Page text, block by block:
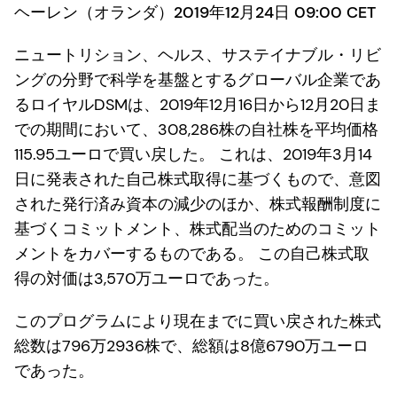
ヘーレン（オランダ）2019年12月24日 09:00 CET
ニュートリション、ヘルス、サステイナブル・リビ
ングの分野で科学を基盤とするグローバル企業であ
るロイヤルDSMは、2019年12月16日から12月20日ま
での期間において、308,286株の自社株を平均価格
115.95ユーロで買い戻した。 これは、2019年3月14
日に発表された自己株式取得に基づくもので、意図
された発行済み資本の減少のほか、株式報酬制度に
基づくコミットメント、株式配当のためのコミット
メントをカバーするものである。 この自己株式取
得の対価は3,570万ユーロであった。
このプログラムにより現在までに買い戻された株式
総数は796万2936株で、総額は8億6790万ユーロ
であった。